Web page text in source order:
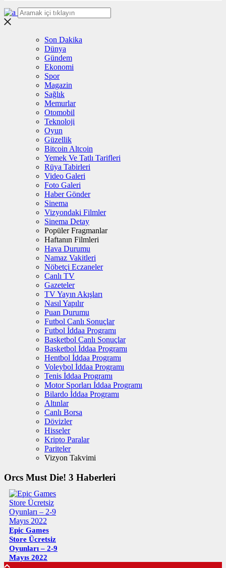
Son Dakika
Dünya
Gündem
Ekonomi
Spor
Magazin
Sağlık
Memurlar
Otomobil
Teknoloji
Oyun
Güzellik
Bitcoin Altcoin
Yemek Ve Tatlı Tarifleri
Rüya Tabirleri
Video Galeri
Foto Galeri
Haber Gönder
Sinema
Vizyondaki Filmler
Sinema Detay
Popüler Fragmanlar
Haftanın Filmleri
Hava Durumu
Namaz Vakitleri
Nöbetçi Eczaneler
Canlı TV
Gazeteler
TV Yayın Akışları
Nasıl Yapılır
Puan Durumu
Futbol Canlı Sonuçlar
Futbol İddaa Programı
Basketbol Canlı Sonuçlar
Basketbol İddaa Programı
Hentbol İddaa Programı
Voleybol İddaa Programı
Tenis İddaa Programı
Motor Sporları İddaa Programı
Bilardo İddaa Programı
Altınlar
Canlı Borsa
Dövizler
Hisseler
Kripto Paralar
Pariteler
Vizyon Takvimi
Orcs Must Die! 3 Haberleri
Epic Games
Store Ücretsiz
Oyunları – 2-9
Mayıs 2022